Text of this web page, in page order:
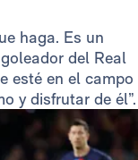
haga. Es un
del Real
esté en el campo
y disfrutar de él”.